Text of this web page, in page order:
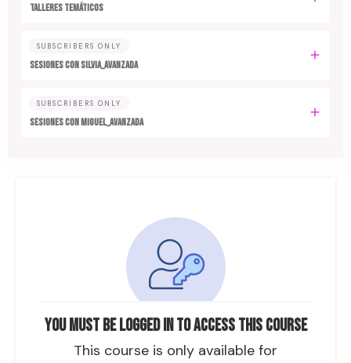
You must be logged in to access this course
This course is only available for
TALLERES TEMÁTICOS
SUBSCRIBERS ONLY
SESIONES CON SILVIA_AVANZADA
SUBSCRIBERS ONLY
SESIONES CON MIGUEL_AVANZADA